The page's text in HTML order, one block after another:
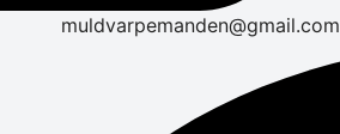
muldvarpemanden@gmail.com